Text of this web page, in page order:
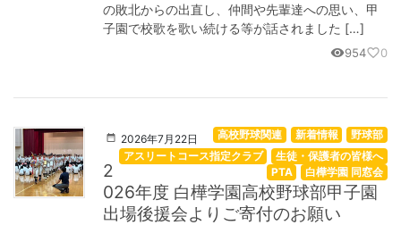
の敗北からの出直し、仲間や先輩達への思い、甲
子園で校歌を歌い続ける等が話されました […]
visibility954favorite_border0
2026年7月22日 野球部
新着情報
高校野球関連
生徒・保護者の皆様へ
アスリートコース指定クラブ
白樺学園 同窓会
PTA
2
026年度 白樺学園高校野球部甲子園
出場後援会よりご寄付のお願い